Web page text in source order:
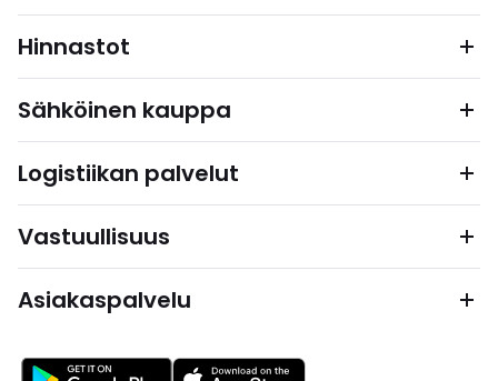
Hinnastot
Sähköinen kauppa
Logistiikan palvelut
Vastuullisuus
Asiakaspalvelu